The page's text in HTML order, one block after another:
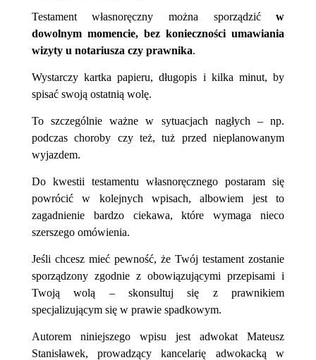
Testament własnoręczny można sporządzićw
dowolnym momencie, bez konieczności umawiania
wizyty u notariusza czy prawnika.
Wystarczy kartka papieru, długopis i kilka minut, by
spisać swoją ostatnią wolę.
To szczególnie ważne w sytuacjach nagłych – np.
podczas choroby czy też, tuż przed nieplanowanym
wyjazdem.
Do kwestii testamentu własnoręcznego postaram się
powrócić w kolejnych wpisach, albowiem jest to
zagadnienie bardzo ciekawa, które wymaga nieco
szerszego omówienia.
Jeśli chcesz mieć pewność, że Twój testament zostanie
sporządzony zgodnie z obowiązującymi przepisami i
Twoją wolą – skonsultuj się z prawnikiem
specjalizującym się w prawie spadkowym.
Autorem niniejszego wpisu jest adwokat Mateusz
Stanisławek, prowadzący kancelarię adwokacką w